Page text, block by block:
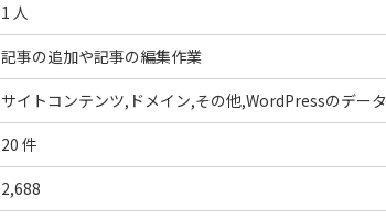
1 人
記事の追加や記事の編集作業
サイトコンテンツ,ドメイン,その他,WordPressのデータ
20 件
2,688